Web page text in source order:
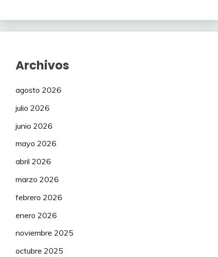
Archivos
agosto 2026
julio 2026
junio 2026
mayo 2026
abril 2026
marzo 2026
febrero 2026
enero 2026
noviembre 2025
octubre 2025